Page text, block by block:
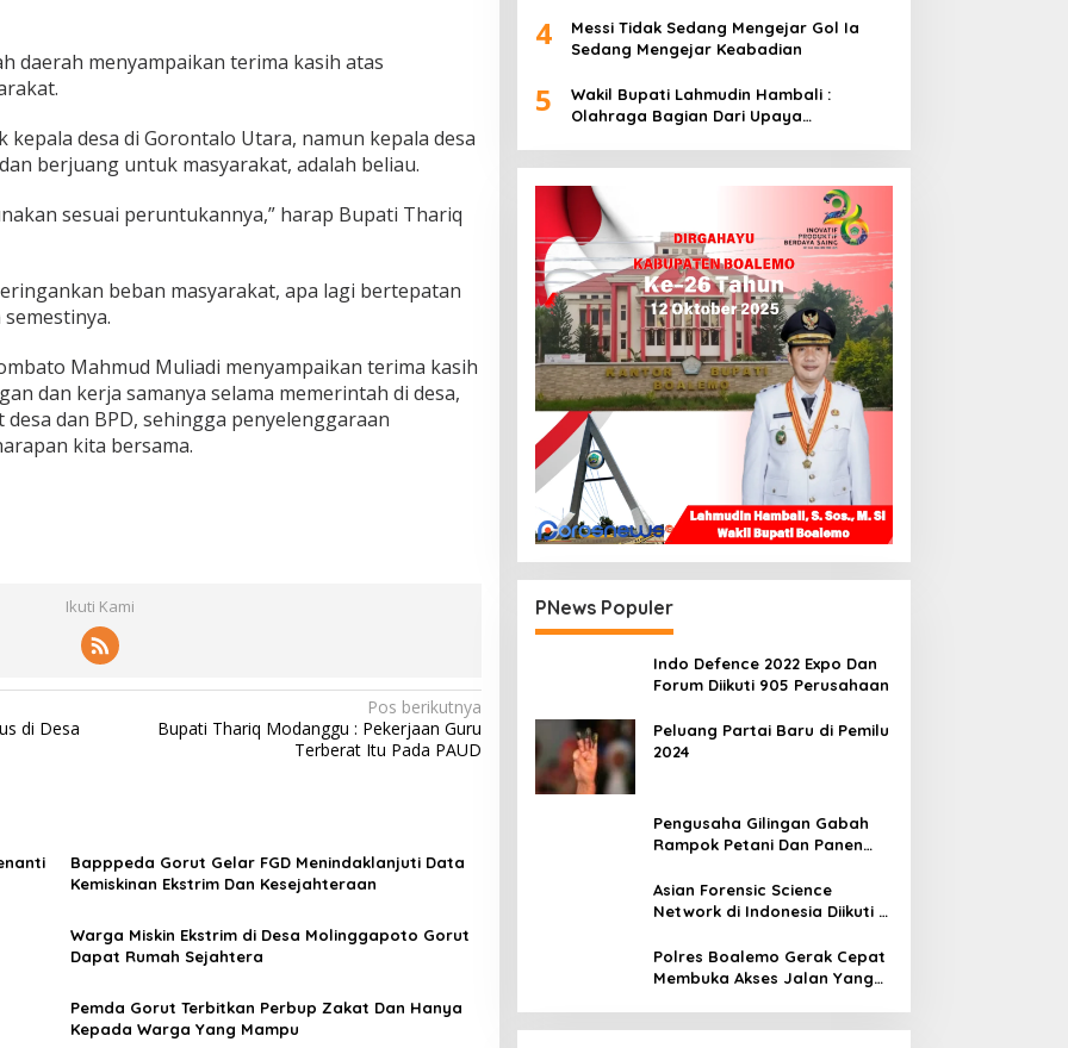
daerah menyampaikan terima kasih atas
desa di Gorontalo Utara, namun kepala desa
berjuang untuk masyarakat, adalah beliau.
sesuai peruntukannya,” harap Bupati Thariq
beban masyarakat, apa lagi bertepatan
Mahmud Muliadi menyampaikan terima kasih
dan kerja samanya selama memerintah di desa,
dan BPD, sehingga penyelenggaraan
kita bersama.
Ikuti Kami
di Desa
Pos berikutnya
Bupati Thariq Modanggu : Pekerjaan Guru
Terberat Itu Pada PAUD
Bapppeda Gorut Gelar FGD Menindaklanjuti Data
Kemiskinan Ekstrim Dan Kesejahteraan
Warga Miskin Ekstrim di Desa Molinggapoto Gorut
Dapat Rumah Sejahtera
Pemda Gorut Terbitkan Perbup Zakat Dan Hanya
Kepada Warga Yang Mampu
4
Messi Tidak Sedang Mengejar Gol Ia
Sedang Mengejar Keabadian
5
Wakil Bupati Lahmudin Hambali :
Olahraga Bagian Dari Upaya
PNews Populer
Indo Defence 2022 Expo Dan
Forum Diikuti 905 Perusahaan
Peluang Partai Baru di Pemilu
2024
Pengusaha Gilingan Gabah
Rampok Petani Dan Panen
Asian Forensic Science
Network di Indonesia Diikuti 17
Polres Boalemo Gerak Cepat
Membuka Akses Jalan Yang